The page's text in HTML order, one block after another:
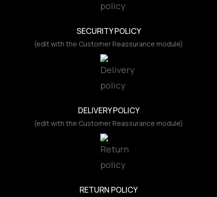
SECURITY POLICY
(edit with the Customer Reassurance module)
DELIVERY POLICY
(edit with the Customer Reassurance module)
RETURN POLICY